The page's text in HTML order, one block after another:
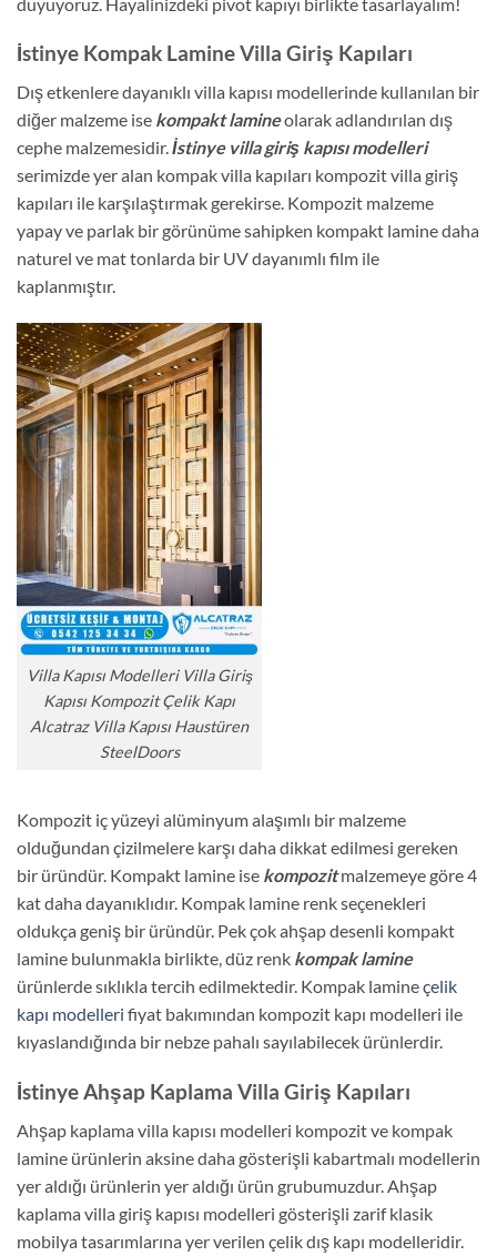
İstinye Kompak Lamine Villa Giriş Kapıları
Dış etkenlere dayanıklı villa kapısı modellerinde kullanılan bir
diğer malzeme ise kompakt lamineolarak adlandırılan dış
cephe malzemesidir.İstinye villa giriş kapısı modelleri
serimizde yer alan kompak villa kapıları kompozit villa giriş
kapıları ile karşılaştırmak gerekirse. Kompozit malzeme
yapay ve parlak bir görünüme sahipken kompakt lamine daha
naturel ve mat tonlarda bir UV dayanımlı film ile
kaplanmıştır.
Villa Kapısı Modelleri Villa Giriş
Kapısı Kompozit Çelik Kapı
Alcatraz Villa Kapısı Haustüren
SteelDoors
Kompozit iç yüzeyi alüminyum alaşımlı bir malzeme
olduğundan çizilmelere karşı daha dikkat edilmesi gereken
bir üründür. Kompakt lamine ise kompozit malzemeye göre 4
kat daha dayanıklıdır. Kompak lamine renk seçenekleri
oldukça geniş bir üründür. Pek çok ahşap desenli kompakt
lamine bulunmakla birlikte, düz renk kompak lamine
ürünlerde sıklıkla tercih edilmektedir. Kompak lamineçelik
kapı modelleri fiyat bakımından kompozit kapı modelleri ile
kıyaslandığında bir nebze pahalı sayılabilecek ürünlerdir.
İstinye Ahşap Kaplama Villa Giriş Kapıları
Ahşap kaplama villa kapısı modelleri kompozit ve kompak
lamine ürünlerin aksine daha gösterişli kabartmalı modellerin
yer aldığı ürünlerin yer aldığı ürün grubumuzdur. Ahşap
kaplama villa giriş kapısı modelleri gösterişli zarif klasik
mobilya tasarımlarına yer verilen çelik dış kapı modelleridir.